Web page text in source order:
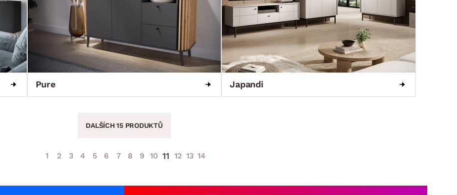
Pure Japandi
DALŠÍCH 15 PRODUKTŮ
1 2 3 4 5 6 7 8 9 10 11 12 13 14